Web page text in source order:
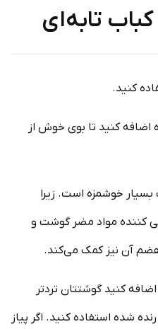
تابه‌ای
کنید.
کنید تا بوی خوش از
خوشمزه است. زیرا
کننده مواد مضر گوشت و
آن نیز کمک می‌کند.
اضافه کنید گوشتتان تردتر
شده استفاده کنید. اگر پیاز